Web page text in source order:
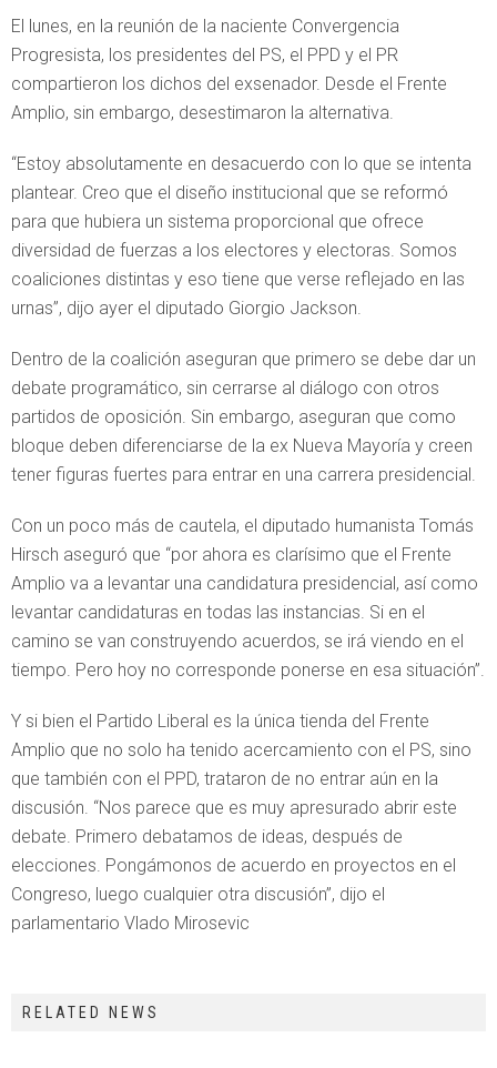
El lunes, en la reunión de la naciente Convergencia
Progresista, los presidentes del PS, el PPD y el PR
compartieron los dichos del exsenador. Desde el Frente
Amplio, sin embargo, desestimaron la alternativa.
“Estoy absolutamente en desacuerdo con lo que se intenta
plantear. Creo que el diseño institucional que se reformó
para que hubiera un sistema proporcional que ofrece
diversidad de fuerzas a los electores y electoras. Somos
coaliciones distintas y eso tiene que verse reflejado en las
urnas”, dijo ayer el diputado Giorgio Jackson.
Dentro de la coalición aseguran que primero se debe dar un
debate programático, sin cerrarse al diálogo con otros
partidos de oposición. Sin embargo, aseguran que como
bloque deben diferenciarse de la ex Nueva Mayoría y creen
tener figuras fuertes para entrar en una carrera presidencial.
Con un poco más de cautela, el diputado humanista Tomás
Hirsch aseguró que “por ahora es clarísimo que el Frente
Amplio va a levantar una candidatura presidencial, así como
levantar candidaturas en todas las instancias. Si en el
camino se van construyendo acuerdos, se irá viendo en el
tiempo. Pero hoy no corresponde ponerse en esa situación”.
Y si bien el Partido Liberal es la única tienda del Frente
Amplio que no solo ha tenido acercamiento con el PS, sino
que también con el PPD, trataron de no entrar aún en la
discusión. “Nos parece que es muy apresurado abrir este
debate. Primero debatamos de ideas, después de
elecciones. Pongámonos de acuerdo en proyectos en el
Congreso, luego cualquier otra discusión”, dijo el
parlamentario Vlado Mirosevic
RELATED NEWS